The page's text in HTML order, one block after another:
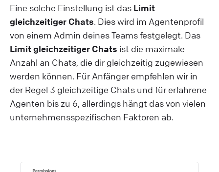
Eine solche Einstellung ist das Limit
gleichzeitiger Chats. Dies wird im Agentenprofil
von einem Admin deines Teams festgelegt. Das
Limit gleichzeitiger Chats ist die maximale
Anzahl an Chats, die dir gleichzeitig zugewiesen
werden können. Für Anfänger empfehlen wir in
der Regel 3 gleichzeitige Chats und für erfahrene
Agenten bis zu 6, allerdings hängt das von vielen
unternehmensspezifischen Faktoren ab.